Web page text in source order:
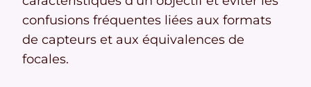
confusions fréquentes liées aux formats
de capteurs et aux équivalences de
focales.